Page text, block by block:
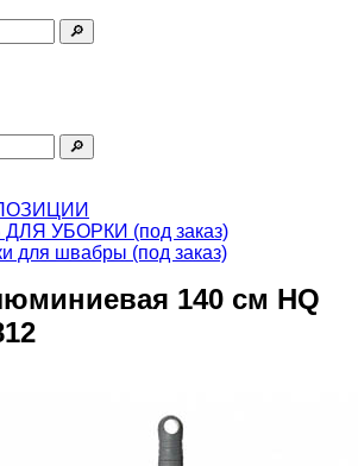
🔎︎
🔎︎
УБОРКИ (под заказ)
для швабры (под заказ)
140 см HQ